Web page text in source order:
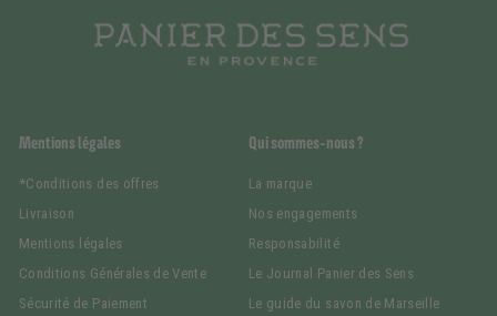
Mentions légales
*Conditions des offres
Livraison
Mentions légales
Conditions Générales de Vente
Sécurité de Paiement
Qui sommes-nous ?
La marque
Nos engagements
Responsabilité
Le Journal Panier des Sens
Le guide du savon de Marseille